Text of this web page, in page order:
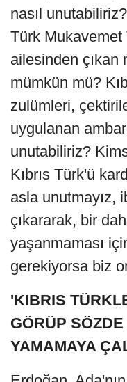
nasıl
Türk Mukavemet
ailesinden çıkan
mümkün mü?
zulümleri,
uygulanan
unutabiliriz?
Kıbrıs Türk'ü
asla unutmayız,
çıkararak, bir
yaşanmaması
gerekiyorsa biz
'KIBRIS
GÖRÜP
YAMAMAYA